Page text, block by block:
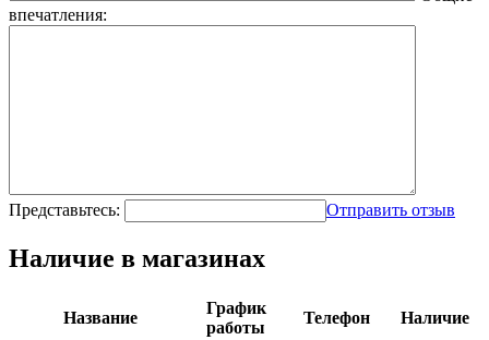
впечатления:
Представьтесь: Отправить отзыв
Наличие в магазинах
Название
График
работы
Телефон
Наличие